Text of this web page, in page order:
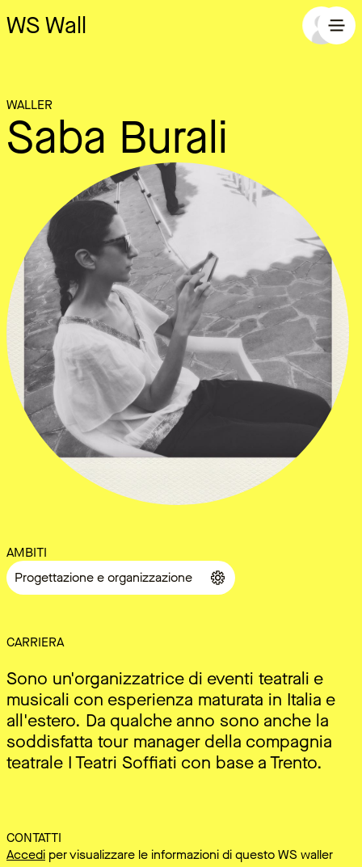
WS Wall
WALLER
Saba Burali
AMBITI
Progettazione e organizzazione
CARRIERA
Sono un'organizzatrice di eventi teatrali e
musicali con esperienza maturata in Italia e
all'estero. Da qualche anno sono anche la
soddisfatta tour manager della compagnia
teatrale I Teatri Soffiati con base a Trento.
CONTATTI
Accedi per visualizzare le informazioni di questo WS waller